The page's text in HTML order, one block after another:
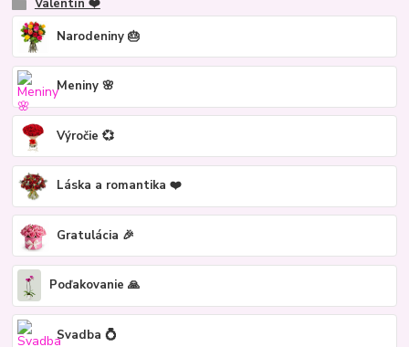
Valentín ❤️
Narodeniny 🎂
Meniny 🌸
Výročie 💞
Láska a romantika ❤️
Gratulácia 🎉
Poďakovanie 🙏
Svadba 💍